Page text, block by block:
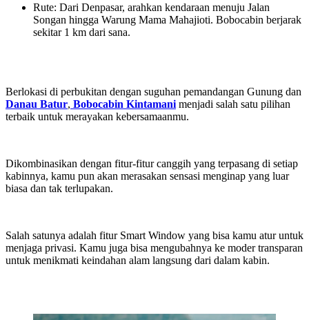
Rute: Dari Denpasar, arahkan kendaraan menuju Jalan
Songan hingga Warung Mama Mahajioti. Bobocabin berjarak
sekitar 1 km dari sana.
Berlokasi di perbukitan dengan suguhan pemandangan Gunung dan
Danau Batur, Bobocabin Kintamani menjadi salah satu pilihan
terbaik untuk merayakan kebersamaanmu.
Dikombinasikan dengan fitur-fitur canggih yang terpasang di setiap
kabinnya, kamu pun akan merasakan sensasi menginap yang luar
biasa dan tak terlupakan.
Salah satunya adalah fitur Smart Window yang bisa kamu atur untuk
menjaga privasi. Kamu juga bisa mengubahnya ke moder transparan
untuk menikmati keindahan alam langsung dari dalam kabin.